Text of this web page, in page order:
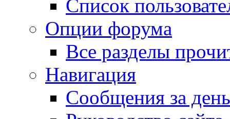
Список
Опции форума
Все разделы
Навигация
Сообщения за день